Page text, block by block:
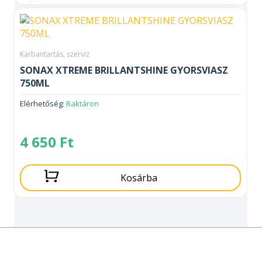
Karbantartás, szerviz
SONAX XTREME BRILLANTSHINE GYORSVIASZ
750ML
Elérhetőség: Raktáron
4 650 Ft
Kosárba